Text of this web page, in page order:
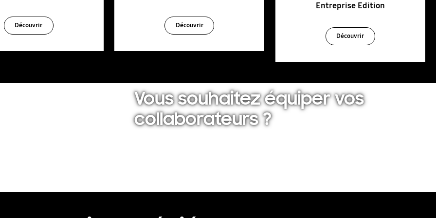
Découvrir Découvrir
Entreprise Edition
Découvrir
Vous souhaitez équiper vos
collaborateurs ?